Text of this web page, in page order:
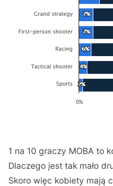
1 na 10 graczy MOBA to
Dlaczego jest tak mało
Skoro więc kobiety mają